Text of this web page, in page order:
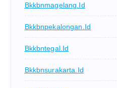
Bkkbnmagelang.id
Bkkbnpekalongan.id
Bkkbntegal.id
Bkkbnsurakarta.id